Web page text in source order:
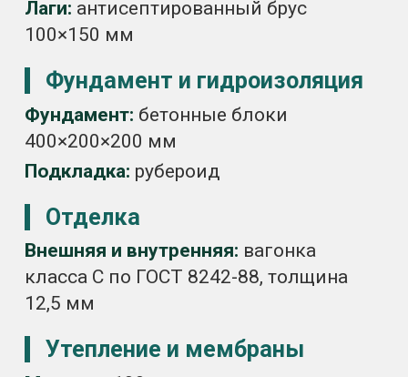
Окна и дверь
60×90 см
Входная дверь:наборная из вагонки
200×90 см